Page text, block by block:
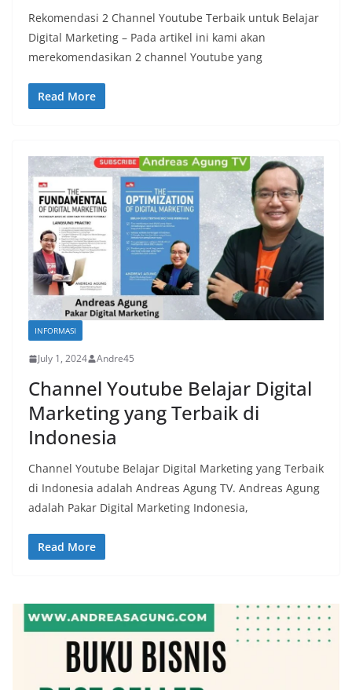
Rekomendasi 2 Channel Youtube Terbaik untuk Belajar
Digital Marketing – Pada artikel ini kami akan
merekomendasikan 2 channel Youtube yang
Read More
INFORMASI
July 1, 2024 Andre45
Channel Youtube Belajar Digital
Marketing yang Terbaik di
Indonesia
Channel Youtube Belajar Digital Marketing yang Terbaik
di Indonesia adalah Andreas Agung TV. Andreas Agung
adalah Pakar Digital Marketing Indonesia,
Read More